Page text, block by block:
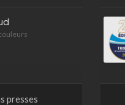
presses